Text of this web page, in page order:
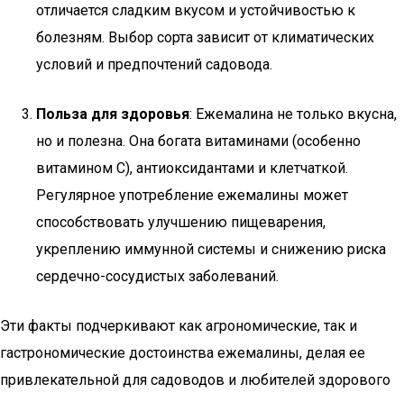
отличается сладким вкусом и устойчивостью к
болезням. Выбор сорта зависит от климатических
условий и предпочтений садовода.
Польза для здоровья: Ежемалина не только вкусна,
но и полезна. Она богата витаминами (особенно
витамином C), антиоксидантами и клетчаткой.
Регулярное употребление ежемалины может
способствовать улучшению пищеварения,
укреплению иммунной системы и снижению риска
сердечно-сосудистых заболеваний.
Эти факты подчеркивают как агрономические, так и
гастрономические достоинства ежемалины, делая ее
привлекательной для садоводов и любителей здорового